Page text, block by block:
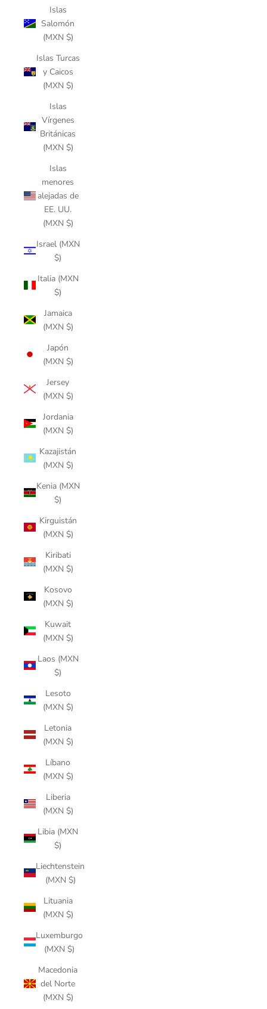
Islas
Salomón
(MXN $)
Islas Turcas
y Caicos
(MXN $)
Islas
Vírgenes
Británicas
(MXN $)
Islas
menores
alejadas de
EE. UU.
(MXN $)
Israel (MXN
$)
Italia (MXN
$)
Jamaica
(MXN $)
Japón
(MXN $)
Jersey
(MXN $)
Jordania
(MXN $)
Kazajistán
(MXN $)
Kenia (MXN
$)
Kirguistán
(MXN $)
Kiribati
(MXN $)
Kosovo
(MXN $)
Kuwait
(MXN $)
Laos (MXN
$)
Lesoto
(MXN $)
Letonia
(MXN $)
Líbano
(MXN $)
Liberia
(MXN $)
Libia (MXN
$)
Liechtenstein
(MXN $)
Lituania
(MXN $)
Luxemburgo
(MXN $)
Macedonia
del Norte
(MXN $)